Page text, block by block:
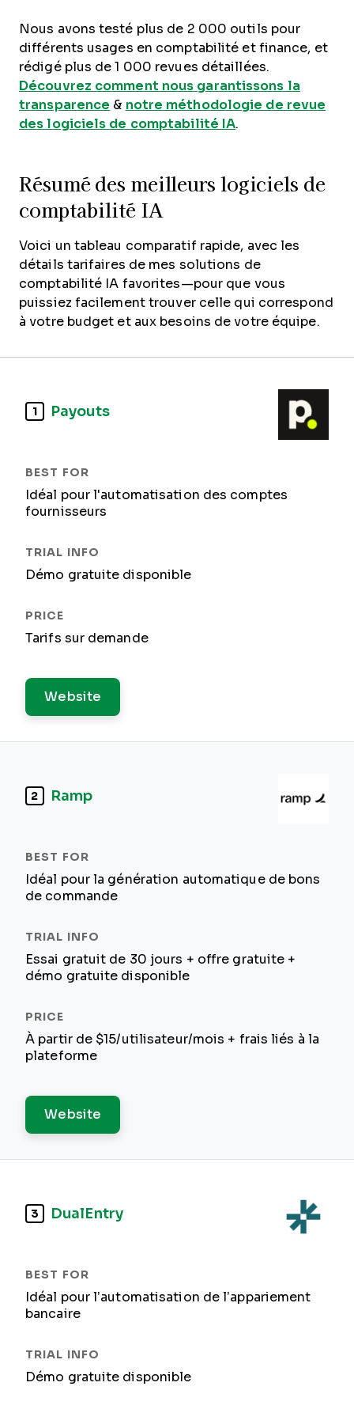
Nous avons testé plus de 2 000 outils pour
différents usages en comptabilité et finance, et
rédigé plus de 1 000 revues détaillées.
Découvrez comment nous garantissons la
transparence & notre méthodologie de revue
des logiciels de comptabilité IA.
Résumé des meilleurs logiciels de
comptabilité IA
Voici un tableau comparatif rapide, avec les
détails tarifaires de mes solutions de
comptabilité IA favorites—pour que vous
puissiez facilement trouver celle qui correspond
à votre budget et aux besoins de votre équipe.
1 Payouts
Idéal pour l'automatisation des comptes
fournisseurs
Démo gratuite disponible
Tarifs sur demande
Website
2 Ramp
Idéal pour la génération automatique de bons
de commande
Essai gratuit de 30 jours + offre gratuite +
démo gratuite disponible
À partir de $15/utilisateur/mois + frais liés à la
plateforme
Website
3 DualEntry
Idéal pour l’automatisation de l’appariement
bancaire
Démo gratuite disponible